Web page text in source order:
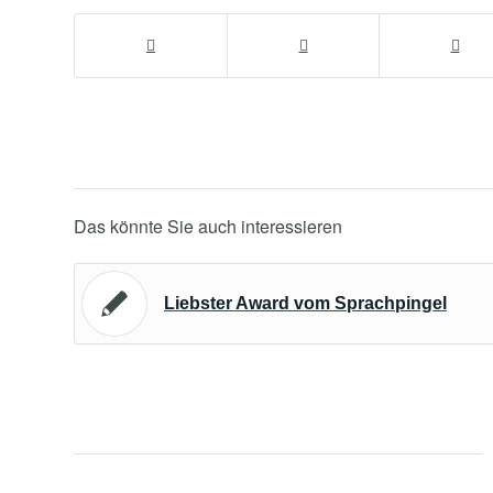
Das könnte Sie auch interessieren
Liebster Award vom Sprachpingel